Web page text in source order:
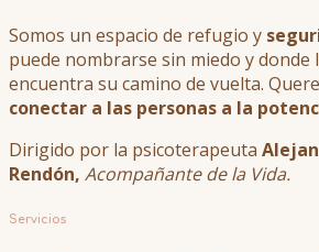
Somos un espacio de refugio y
puede nombrarse sin miedo y donde
encuentra su camino de vuelta.
conectar a las personas a la
Dirigido por la psicoterapeuta
Rendón, Acompañante de la Vida.
Servicios